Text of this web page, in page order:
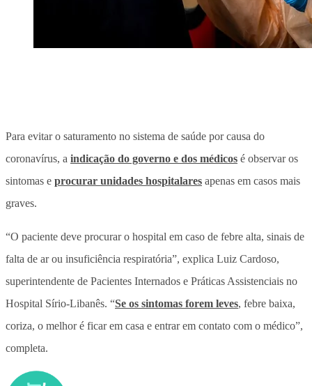
Para evitar o saturamento no sistema de saúde por causa do
coronavírus, a indicação do governo e dos médicos é observar os
sintomas e procurar unidades hospitalares apenas em casos mais
graves.
“O paciente deve procurar o hospital em caso de febre alta, sinais de
falta de ar ou insuficiência respiratória”, explica Luiz Cardoso,
superintendente de Pacientes Internados e Práticas Assistenciais no
Hospital Sírio-Libanês. “Se os sintomas forem leves, febre baixa,
coriza, o melhor é ficar em casa e entrar em contato com o médico”,
completa.